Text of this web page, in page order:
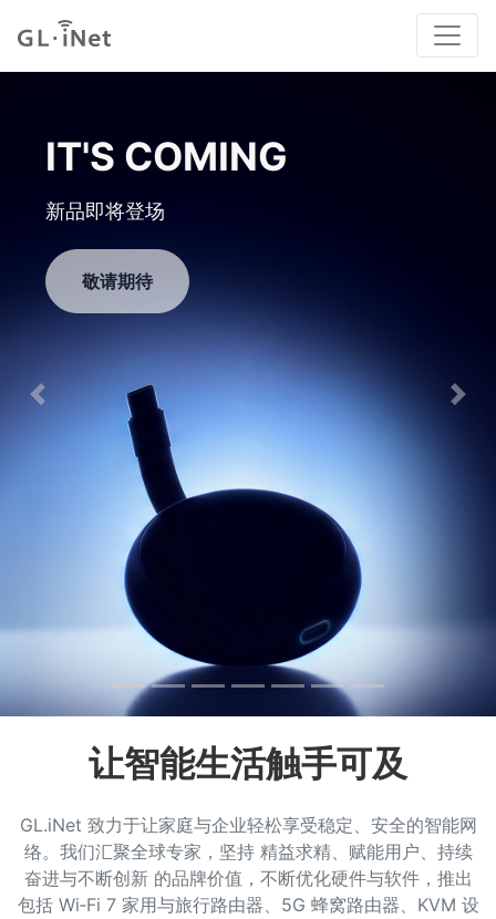
GL-MT5000
高性能有线路由器
立即购买
Previous Next
让智能生活触手可及
GL.iNet 致力于让家庭与企业轻松享受稳定、安全的智能网
络。我们汇聚全球专家，坚持 精益求精、赋能用户、持续
奋进与不断创新 的品牌价值，不断优化硬件与软件，推出
包括 Wi‑Fi 7 家用与旅行路由器、5G 蜂窝路由器、KVM 设